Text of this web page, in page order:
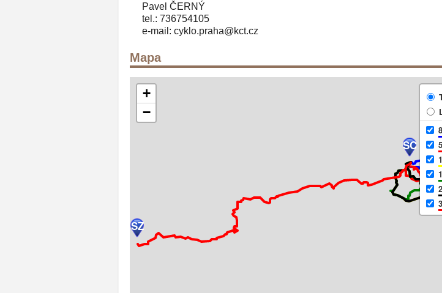
Pavel ČERNÝ
tel.: 736754105
e-mail: cyklo.praha@kct.cz
Mapa
SC
SZ
+
−